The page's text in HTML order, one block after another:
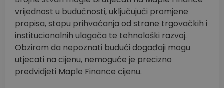
vrijednost u budućnosti, uključujući promjene
propisa, stopu prihvaćanja od strane trgovačkih i
institucionalnih ulagača te tehnološki razvoj.
Obzirom da nepoznati budući događaji mogu
utjecati na cijenu, nemoguće je precizno
predvidjeti Maple Finance cijenu.